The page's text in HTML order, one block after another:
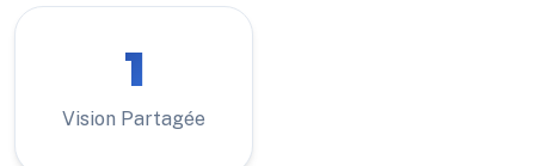
1
Vision Partagée